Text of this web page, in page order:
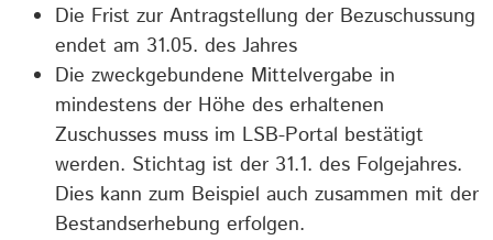
Die Frist zur Antragstellung der Bezuschussung
endet am 31.05. des Jahres
Die zweckgebundene Mittelvergabe in
mindestens der Höhe des erhaltenen
Zuschusses muss im LSB-Portal bestätigt
werden. Stichtag ist der 31.1. des Folgejahres.
Dies kann zum Beispiel auch zusammen mit der
Bestandserhebung erfolgen.